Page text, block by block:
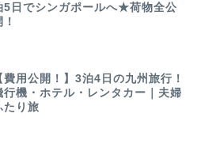
5日でシンガポールへ★荷物全公
！
費用公開！】3泊4日の九州旅行！
行機・ホテル・レンタカー｜夫婦
たり旅